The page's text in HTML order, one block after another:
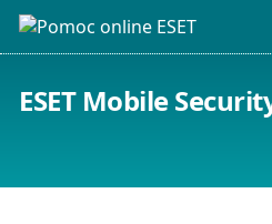
ESET Mobile